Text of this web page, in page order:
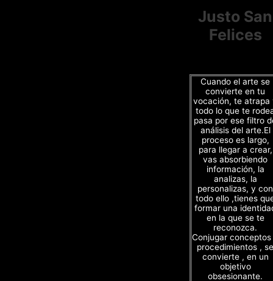
Justo San
Felices
Cuando el arte se
convierte en tu
vocación, te atrapa
todo lo que te
pasa por ese filtro
análisis del arte.El
proceso es largo,
para llegar a crear,
vas absorbiendo
información, la
analizas, la
personalizas, y con
todo ello ,tienes
formar una
en la que se te
reconozca.
Conjugar
procedimientos , se
convierte , en un
objetivo
obsesionante.